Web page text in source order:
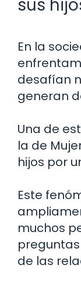
sus
En la
desafían
generan
Una de
la de
hijos por
Este
muchos
de las